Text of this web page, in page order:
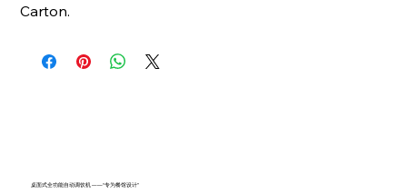
Carton.
桌面式全功能自动调饮机 ——“专为餐馆设计”